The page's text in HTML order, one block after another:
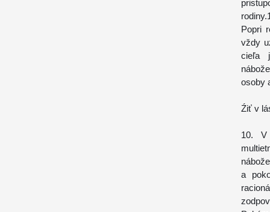
Popri
vždy
cieľa
osoby
Źiť v
10. V
a